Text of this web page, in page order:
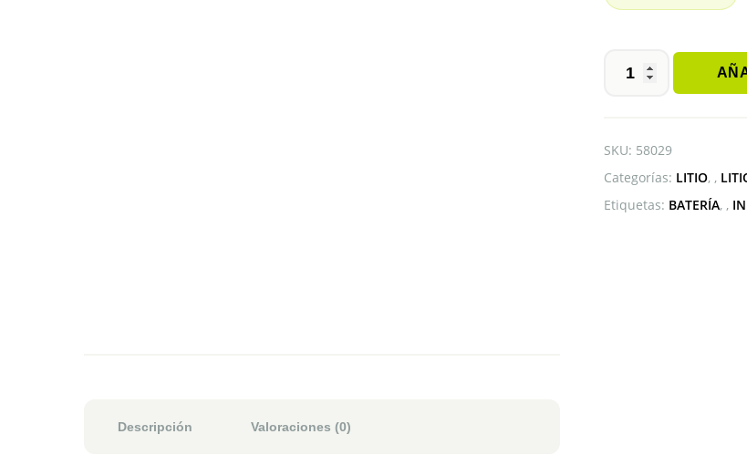
BATERÍA
1100-
6101-
cantidad
SKU: 58029
Categorías: LITIO ,
Etiquetas: BATERÍA ,
Descripción Valoraciones (0)